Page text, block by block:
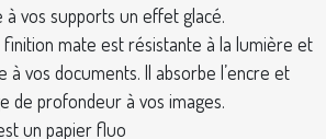
vos supports un effet glacé.
finition mate est résistante à la lumière et
vos documents. Il absorbe l’encre et
de profondeur à vos images.
un papier fluo